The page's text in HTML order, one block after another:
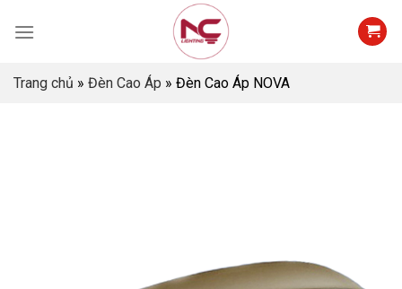
Trang chủ » Đèn Cao Áp » Đèn Cao Áp NOVA